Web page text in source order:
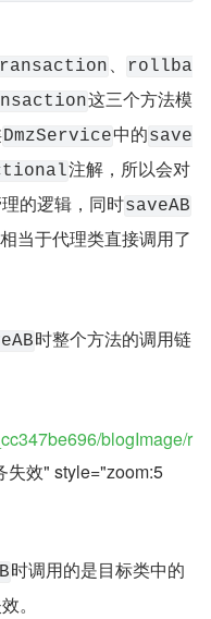
、
rollba
这三个方法模
DmzService中的save
注解，所以会对
的逻辑，同时saveAB
相当于代理类直接调用了
时整个方法的调用链
blogImage/r
失效" style="zoom:5
时调用的是目标类中的
。